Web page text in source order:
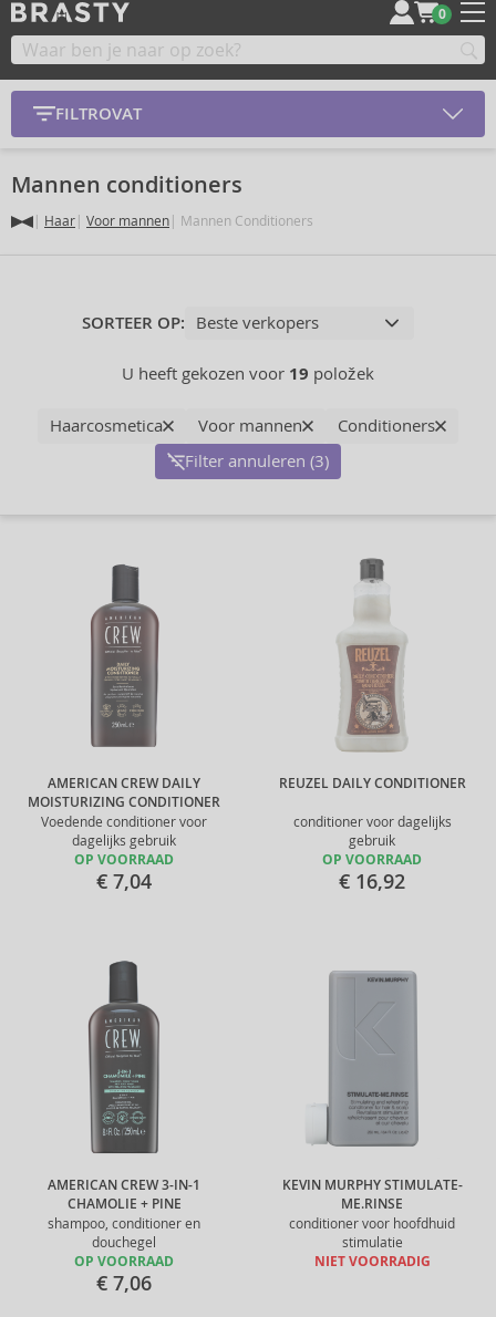
0
FILTROVAT
Mannen conditioners
Haar Voor mannen Mannen Conditioners
SORTEER OP:
U heeft gekozen voor 19 položek
Haarcosmetica Voor mannen
Conditioners
Filter annuleren (3)
AMERICAN CREW DAILY
MOISTURIZING CONDITIONER
Voedende conditioner voor
dagelijks gebruik
OP VOORRAAD
€ 7,04
REUZEL DAILY CONDITIONER
conditioner voor dagelijks
gebruik
OP VOORRAAD
€ 16,92
AMERICAN CREW 3-IN-1
CHAMOLIE + PINE
shampoo, conditioner en
douchegel
OP VOORRAAD
€ 7,06
KEVIN MURPHY STIMULATE-
ME.RINSE
conditioner voor hoofdhuid
stimulatie
NIET VOORRADIG